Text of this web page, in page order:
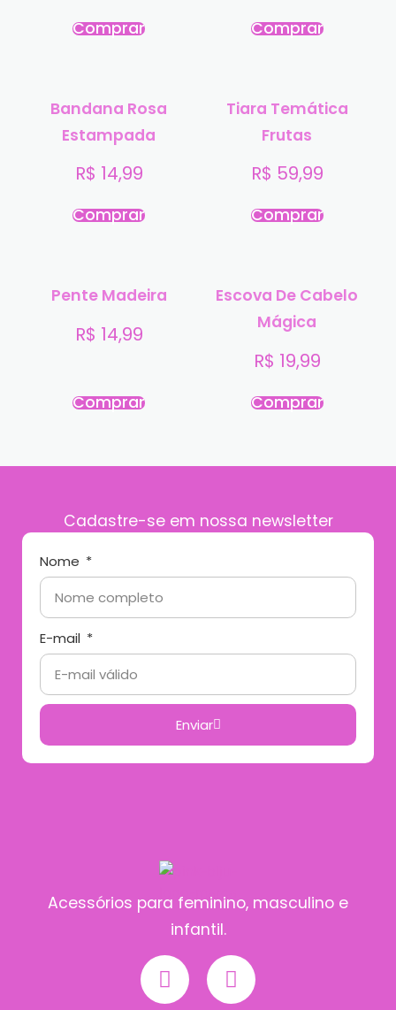
Comprar Comprar
Bandana Rosa
Estampada
R$ 14,99
Comprar
Tiara Temática
Frutas
R$ 59,99
Comprar
Pente Madeira
R$ 14,99
Comprar
Escova De Cabelo
Mágica
R$ 19,99
Comprar
Cadastre-se em nossa newsletter
Nome
E-mail
Enviar
Acessórios para feminino, masculino e
infantil.